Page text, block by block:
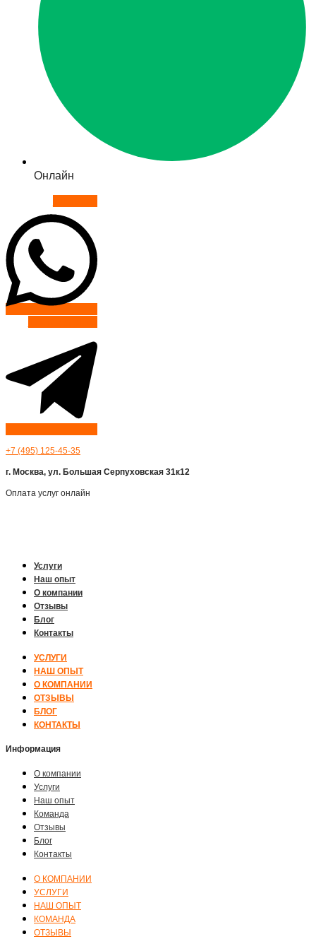
Онлайн
+7 (495) 125-45-35
г. Москва, ул. Большая Серпуховская 31к12
Оплата услуг онлайн
Услуги
Наш опыт
О компании
Отзывы
Блог
Контакты
УСЛУГИ
НАШ ОПЫТ
О КОМПАНИИ
ОТЗЫВЫ
БЛОГ
КОНТАКТЫ
Информация
О компании
Услуги
Наш опыт
Команда
Отзывы
Блог
Контакты
О КОМПАНИИ
УСЛУГИ
НАШ ОПЫТ
КОМАНДА
ОТЗЫВЫ